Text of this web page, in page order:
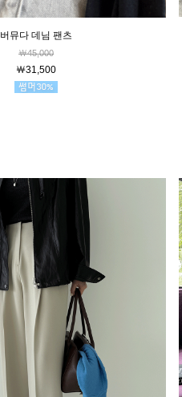
버뮤다 데님 팬츠
￦45,000
￦31,500